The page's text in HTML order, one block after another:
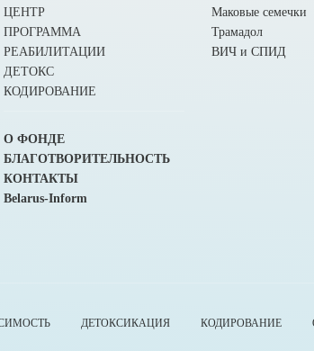
ЦЕНТР
ПРОГРАММА
РЕАБИЛИТАЦИИ
ДЕТОКС
КОДИРОВАНИЕ
О ФОНДЕ
БЛАГОТВОРИТЕЛЬНОСТЬ
КОНТАКТЫ
Belarus-Inform
Маковые семечки
Трамадол
ВИЧ и СПИД
ДЕТОКСИКАЦИЯ КОДИРОВАНИЕ